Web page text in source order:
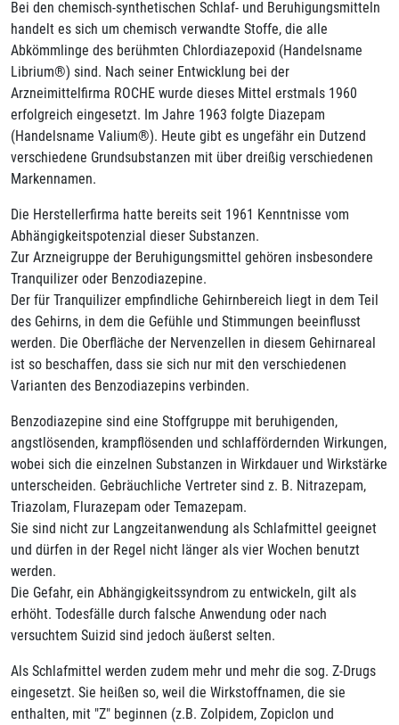
Bei den chemisch-synthetischen Schlaf- und Beruhigungsmitteln
handelt es sich um chemisch verwandte Stoffe, die alle
Abkömmlinge des berühmten Chlordiazepoxid (Handelsname
Librium®) sind. Nach seiner Entwicklung bei der
Arzneimittelfirma ROCHE wurde dieses Mittel erstmals 1960
erfolgreich eingesetzt. Im Jahre 1963 folgte Diazepam
(Handelsname Valium®). Heute gibt es ungefähr ein Dutzend
verschiedene Grundsubstanzen mit über dreißig verschiedenen
Markennamen.
Die Herstellerfirma hatte bereits seit 1961 Kenntnisse vom
Abhängigkeitspotenzial dieser Substanzen.
Zur Arzneigruppe der Beruhigungsmittel gehören insbesondere
Tranquilizer oder Benzodiazepine.
Der für Tranquilizer empfindliche Gehirnbereich liegt in dem Teil
des Gehirns, in dem die Gefühle und Stimmungen beeinflusst
werden. Die Oberfläche der Nervenzellen in diesem Gehirnareal
ist so beschaffen, dass sie sich nur mit den verschiedenen
Varianten des Benzodiazepins verbinden.
Benzodiazepine sind eine Stoffgruppe mit beruhigenden,
angstlösenden, krampflösenden und schlaffördernden Wirkungen,
wobei sich die einzelnen Substanzen in Wirkdauer und Wirkstärke
unterscheiden. Gebräuchliche Vertreter sind z. B. Nitrazepam,
Triazolam, Flurazepam oder Temazepam.
Sie sind nicht zur Langzeitanwendung als Schlafmittel geeignet
und dürfen in der Regel nicht länger als vier Wochen benutzt
werden.
Die Gefahr, ein Abhängigkeitssyndrom zu entwickeln, gilt als
erhöht. Todesfälle durch falsche Anwendung oder nach
versuchtem Suizid sind jedoch äußerst selten.
Als Schlafmittel werden zudem mehr und mehr die sog. Z-Drugs
eingesetzt. Sie heißen so, weil die Wirkstoffnamen, die sie
enthalten, mit "Z" beginnen (z.B. Zolpidem, Zopiclon und